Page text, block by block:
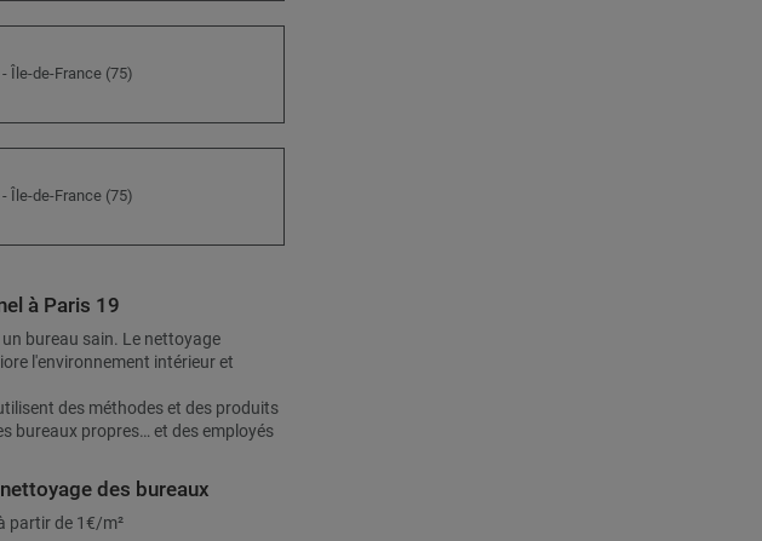
Île-de-France (75)
Île-de-France (75)
à Paris 19
bureau sain. Le nettoyage
l'environnement intérieur et
des méthodes et des produits
bureaux propres… et des employés
des bureaux
partir de 1€/m²